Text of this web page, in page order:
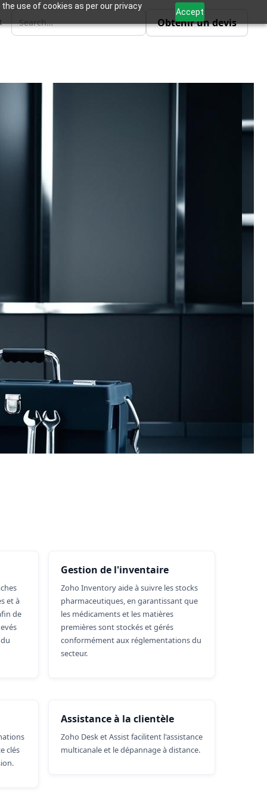
use of cookies as per our privacy
Accept
Obtenir un devis
Zoho propose
et à
de
Gestion de l'inventaire
Zoho Inventory aide à suivre les stocks
pharmaceutiques, en garantissant que
les médicaments et les matières
premières sont stockés et gérés
conformément aux réglementations du
secteur.
clés
Assistance à la clientèle
Zoho Desk et Assist facilitent l'assistance
multicanale et le dépannage à distance.